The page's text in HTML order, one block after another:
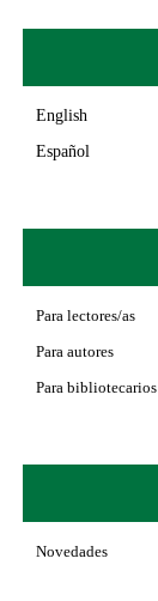
English
Español
Para lectores/as
Para autores
Para bibliotecarios
Novedades